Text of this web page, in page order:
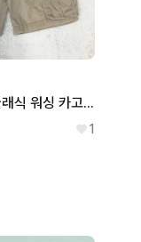
아베크롬비 클래식 워싱 카고쇼츠 만원샵 GG29
1